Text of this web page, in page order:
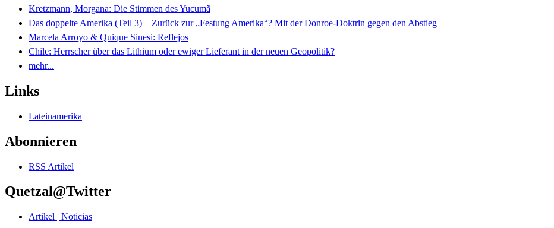
Kretzmann, Morgana: Die Stimmen des Yucumã
Das doppelte Amerika (Teil 3) – Zurück zur „Festung Amerika“? Mit der Donroe-Doktrin gegen den Abstieg
Marcela Arroyo & Quique Sinesi: Reflejos
Chile: Herrscher über das Lithium oder ewiger Lieferant in der neuen Geopolitik?
mehr...
Links
Lateinamerika
Abonnieren
RSS Artikel
Quetzal@Twitter
Artikel | Noticias